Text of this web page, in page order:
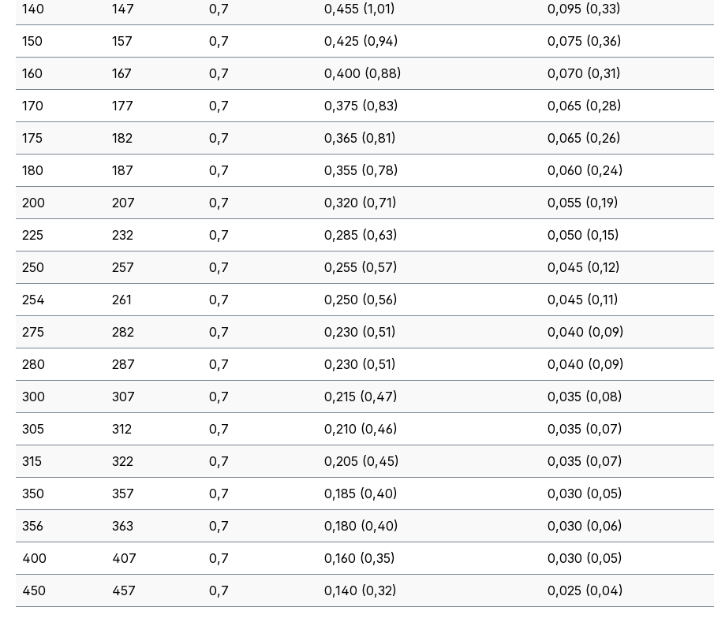
140 147 0,7 0,455 (1,01) 0,095 (0,33)
150 157 0,7 0,425 (0,94) 0,075 (0,36)
160 167 0,7 0,400 (0,88) 0,070 (0,31)
170 177 0,7 0,375 (0,83) 0,065 (0,28)
175 182 0,7 0,365 (0,81) 0,065 (0,26)
180 187 0,7 0,355 (0,78) 0,060 (0,24)
200 207 0,7 0,320 (0,71) 0,055 (0,19)
225 232 0,7 0,285 (0,63) 0,050 (0,15)
250 257 0,7 0,255 (0,57) 0,045 (0,12)
254 261 0,7 0,250 (0,56) 0,045 (0,11)
275 282 0,7 0,230 (0,51) 0,040 (0,09)
280 287 0,7 0,230 (0,51) 0,040 (0,09)
300 307 0,7 0,215 (0,47) 0,035 (0,08)
305 312 0,7 0,210 (0,46) 0,035 (0,07)
315 322 0,7 0,205 (0,45) 0,035 (0,07)
350 357 0,7 0,185 (0,40) 0,030 (0,05)
356 363 0,7 0,180 (0,40) 0,030 (0,06)
400 407 0,7 0,160 (0,35) 0,030 (0,05)
450 457 0,7 0,140 (0,32) 0,025 (0,04)